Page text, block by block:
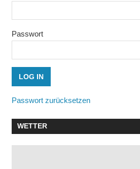
Passwort
Passwort zurücksetzen
WETTER